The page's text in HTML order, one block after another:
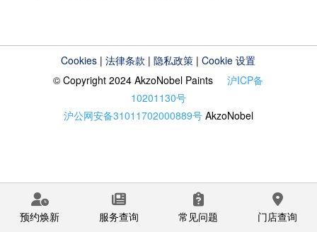
Cookies |法律条款 |隐私政策 |Cookie 设置
© Copyright 2024 AkzoNobel Paints沪ICP备
10201130号
沪公网安备31011702000889号 AkzoNobel
预约焕新 服务查询 常见问题 门店查询